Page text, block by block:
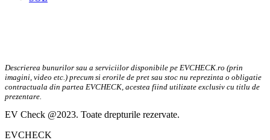
Descrierea bunurilor sau a serviciilor disponibile pe EVCHECK.ro (prin
imagini, video etc.) precum si erorile de pret sau stoc nu reprezinta o obligatie
contractuala din partea EVCHECK, acestea fiind utilizate exclusiv cu titlu de
prezentare.
EV Check @2023. Toate drepturile rezervate.
EVCHECK